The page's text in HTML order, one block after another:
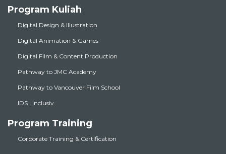
Program Kuliah
Digital Design & Illustration
Digital Animation & Games
Digital Film & Content Production
Pathway to JMC Academy
Pathway to Vancouver Film School
IDS | inclusiv
Program Training
Corporate Training & Certification